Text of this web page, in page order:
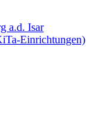
a.d. Isar
Einrichtungen)